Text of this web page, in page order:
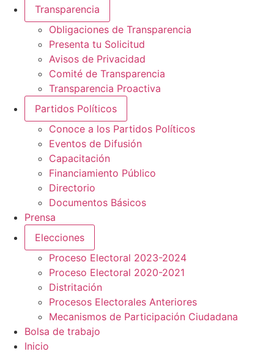
Transparencia
Obligaciones de Transparencia
Presenta tu Solicitud
Avisos de Privacidad
Comité de Transparencia
Transparencia Proactiva
Partidos Políticos
Conoce a los Partidos Políticos
Eventos de Difusión
Capacitación
Financiamiento Público
Directorio
Documentos Básicos
Prensa
Elecciones
Proceso Electoral 2023-2024
Proceso Electoral 2020-2021
Distritación
Procesos Electorales Anteriores
Mecanismos de Participación Ciudadana
Bolsa de trabajo
Inicio